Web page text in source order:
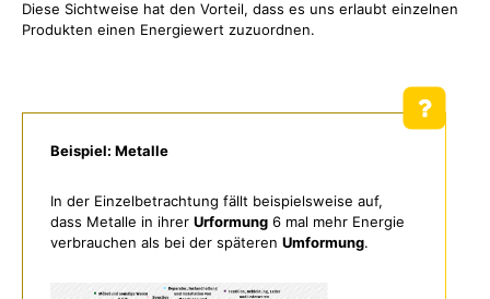
Diese Sichtweise hat den Vorteil, dass es uns erlaubt einzelnen
Produkten einen Energiewert zuzuordnen.
Beispiel: Metalle
In der Einzelbetrachtung fällt beispielsweise auf,
dass Metalle in ihrer Urformung 6 mal mehr Energie
verbrauchen als bei der späteren Umformung.